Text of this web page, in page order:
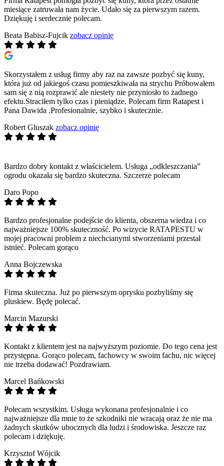
miesiące zatruwała nam życie. Udało się za pierwszym razem.
Dziękuję i serdecznie polecam.
Beata Babisz-Fujcik zobacz opinię
Skorzystałem z usług firmy aby raz na zawsze pozbyć się kuny,
która już od jakiegoś czasu pomieszkiwała na strychu Próbowałem
sam się z nią rozprawić ale niestety nie przyniosło to żadnego
efektu.Straciłem tylko czas i pieniądze. Polecam firm Ratapest i
Pana Dawida .Profesionalnie, szybko i skutecznie.
Robert Gluszak zobacz opinię
Bardzo dobry kontakt z właścicielem. Usługa „odkleszczania”
ogrodu okazała się bardzo skuteczna. Szczerze polecam
Daro Popo
Bardzo profesjonalne podejście do klienta, obszerna wiedza i co
najważniejsze 100% skuteczność. Po wizycie RATAPESTU w
mojej pracowni problem z niechcianymi stworzeniami przestał
istnieć. Polecam gorąco
Anna Bojczewska
Firma skuteczna. Już po pierwszym oprysku pozbyliśmy się
pluskiew. Będę polecać.
Marcin Mazurski
Kontakt z klientem jest na najwyższym poziomie. Do tego cena jest
przystępna. Gorąco polecam, fachowcy w swoim fachu, nic więcej
nie trzeba dodawać! Pozdrawiam.
Marcel Bańkowski
Polecam wszystkim. Usługa wykonana profesjonalnie i co
najważniejsze dla mnie to że szkodniki nie wracają oraz że nie ma
żadnych skutków ubocznych dla ludzi i środowiska. Jeszcze raz
polecam i dziękuję.
Krzysztof Wójcik